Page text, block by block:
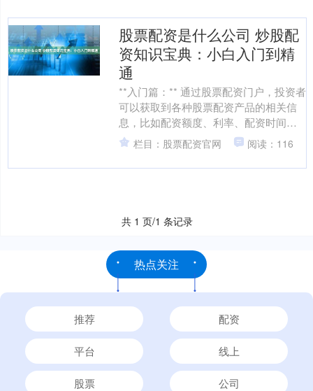
股票配资是什么公司 炒股配
资知识宝典：小白入门到精
通
**入门篇：** 通过股票配资门户，投资者
可以获取到各种股票配资产品的相关信
息，比如配资额度、利率、配资时间、
配资费用等。投资者可以根据自己的需
求和风险承受能力....
栏目：股票配资官网 阅读：116
共 1 页/1 条记录
热点关注
推荐 配资
平台 线上
股票 公司